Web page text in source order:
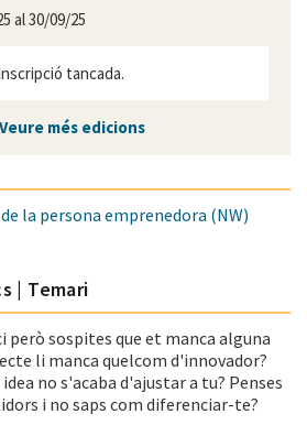
al 30/09/25
tancada.
més edicions
la persona emprenedora (NW)
| Temari
però sospites que et manca alguna
li manca quelcom d'innovador?
no s'acaba d'ajustar a tu? Penses
i no saps com diferenciar-te?